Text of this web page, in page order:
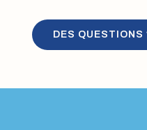
DES